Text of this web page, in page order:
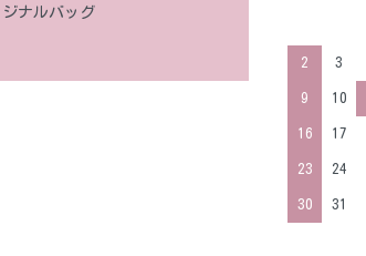
ナルバッグ
2 3
9 10
16 17
23 24
30 31